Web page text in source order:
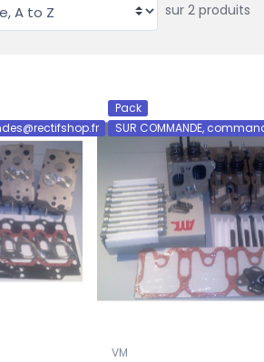
sur 2 produits
Pack
SUR COMMANDE,
VM